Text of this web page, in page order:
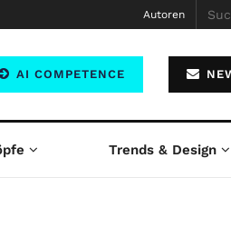
Autoren
AI COMPETENCE
Trends & Design